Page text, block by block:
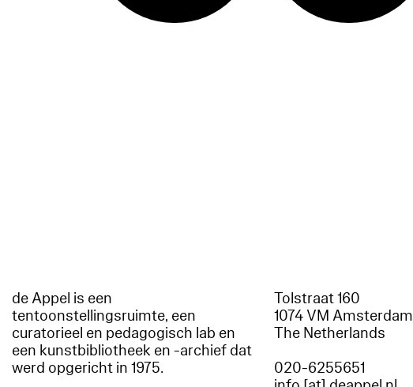
de Appel is een
tentoonstellingsruimte, een
curatorieel en pedagogisch lab en
een kunstbibliotheek en -archief dat
werd opgericht in 1975.
Tolstraat 160
1074 VM Amsterdam
The Netherlands
020-6255651